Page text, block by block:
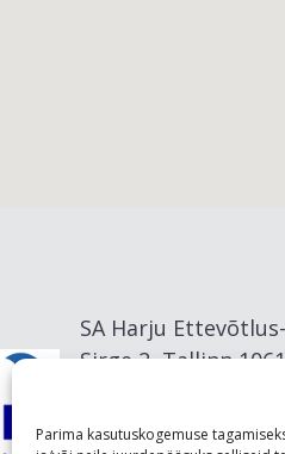
Parima kasutuskogemuse
SA Harju
Sirge 2, Tallinn